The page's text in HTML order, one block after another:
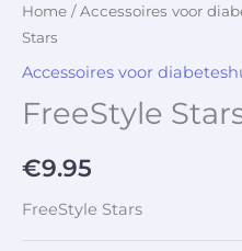
Home /Accessoires voor
Stars
Accessoires voor
FreeStyle
€9.95
FreeStyle Stars